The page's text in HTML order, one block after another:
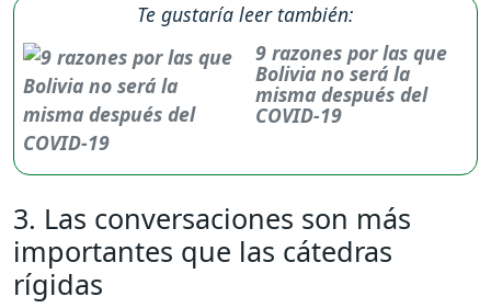
Te gustaría leer también:
9 razones por las que
Bolivia no será la
misma después del
COVID-19
3. Las conversaciones son más
importantes que las cátedras
rígidas